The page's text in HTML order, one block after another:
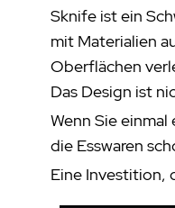
Sknife ist ein
mit Materialien
Oberflächen
Das Design ist
Wenn Sie
die Esswaren
Eine Investition,